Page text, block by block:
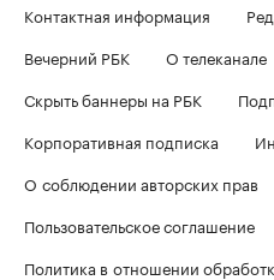
Контактная информация
Вечерний РБК
О телеканале
Скрыть баннеры на РБК
Корпоративная подписка
О соблюдении авторских прав
Пользовательское соглашение
Политика в отношении